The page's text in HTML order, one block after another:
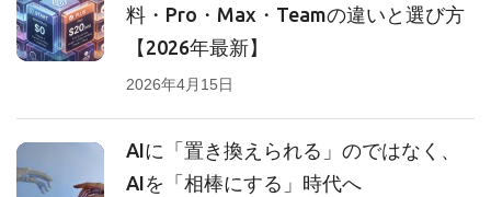
料・Pro・Max・Teamの違いと選び方
【2026年最新】
2026年4月15日
AIに「置き換えられる」のではなく、
AIを「相棒にする」時代へ